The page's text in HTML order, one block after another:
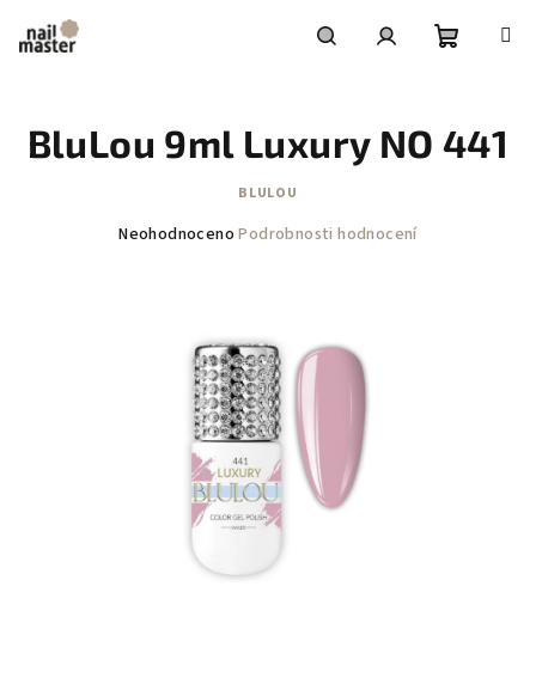
obsah
košík
BluLou 9ml Luxury NO 441
BLULOU
Průměrné
hvězdiček.
Neohodnoceno Podrobnosti hodnocení